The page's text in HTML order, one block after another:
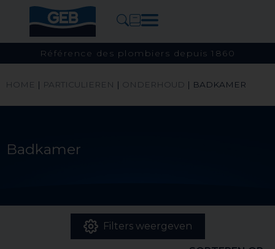
Référence des plombiers depuis 1860
HOME | PARTICULIEREN | ONDERHOUD | BADKAMER
Badkamer
Filters weergeven